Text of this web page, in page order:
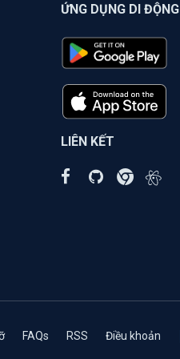
ỨNG DỤNG DI ĐỘNG
LIÊN KẾT
FAQs RSS Điều khoản